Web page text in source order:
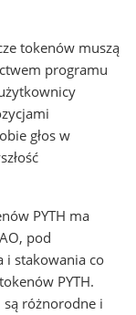
tokenów muszą
programu
głos w
PYTH ma
pod
i stakowania co
PYTH.
są różnorodne i